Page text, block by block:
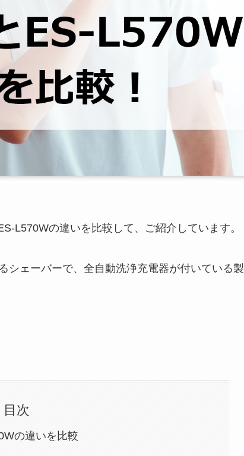
L570Wの違いを比較して、ご紹介しています。
シェーバーで、全自動洗浄充電器が付いている製
目次
の違いを比較